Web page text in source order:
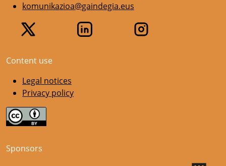
komunikazioa@gaindegia.eus
Content use
Legal notices
Privacy policy
Sponsors